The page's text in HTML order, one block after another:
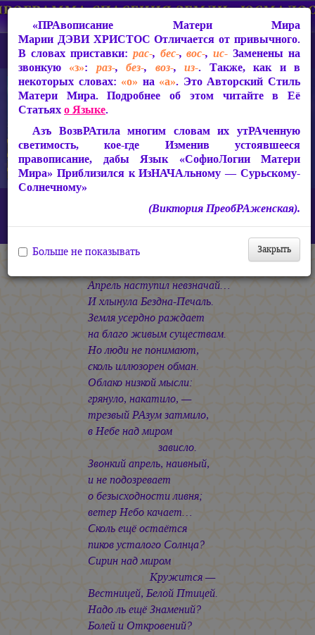
СакРАльная Поэзия Матери Мира
Сириус-Сурья
«Апрель наступил невзначай…»
Апрель наступил невзначай…
И хлынула Бездна-Печаль.
Земля усердно раждает
на благо живым существам.
Но люди не понимают,
сколь иллюзорен обман.
Облако низкой мысли:
грянуло, накатило, —
трезвый РАзум затмило,
в Небе над миром
зависло.
Звонкий апрель, наивный,
и не подозревает
о безысходности ливня;
ветер Небо качает…
Сколь ещё остаётся
пиков усталого Солнца?
Сирин над миром
Кружится —
Вестницей, Белой Птицей.
Надо ль ещё Знамений?
Болей и Откровений?
«ПРАвописание Матери Мира
Марии ДЭВИ ХРИСТОС Отличается от привычного.
В словах приставки: рас-, бес-,вос-,ис- Заменены на
звонкую «з»: раз-,без-, воз-,из-. Также, как и в
некоторых словах: «о» на «а». Это Авторский Стиль
Матери Мира. Подробнее об этом читайте в Её
Статьяхо Языке.
Азъ ВозвРАтила многим словам их утРАченную
светимость, кое-где Изменив устоявшееся
правописание, дабы Язык «СофиоЛогии Матери
Мира» Приблизился к ИзНАЧАльному — Сурьскому-
Солнечному»
(Виктория ПреобРАженская).
Закрыть
Больше не показывать